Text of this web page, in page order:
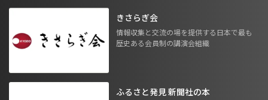
きさらぎ会
情報収集と交流の場を提供する日本で最も
歴史ある会員制の講演会組織
ふるさと発見 新聞社の本